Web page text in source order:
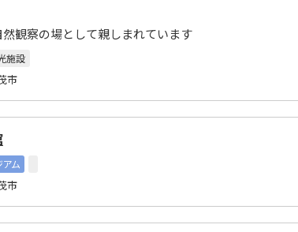
観察の場として親しまれています
施設
市
ム
市